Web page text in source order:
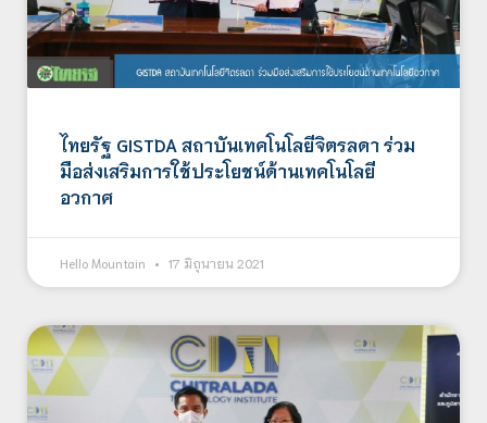
ไทยรัฐ GISTDA สถาบันเทคโนโลยีจิตรลดา ร่วม
มือส่งเสริมการใช้ประโยชน์ด้านเทคโนโลยี
อวกาศ
Hello Mountain 17 มิถุนายน 2021